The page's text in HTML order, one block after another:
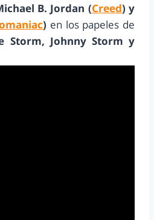
B. Jordan (Creed) y
) en los papeles de
Storm, Johnny Storm y